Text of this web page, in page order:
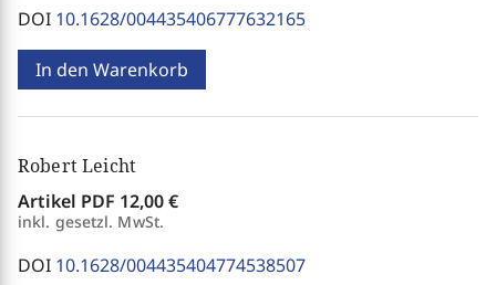
DOI 10.1628/004435406777632165
In den Warenkorb
Robert Leicht
Artikel PDF 12,00 €
inkl. gesetzl. MwSt.
DOI 10.1628/004435404774538507